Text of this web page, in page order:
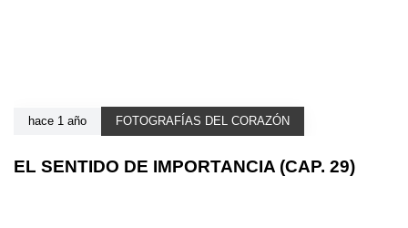
hace 1 año FOTOGRAFÍAS DEL CORAZÓN
EL SENTIDO DE IMPORTANCIA (CAP. 29)